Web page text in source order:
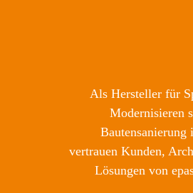
Als Hersteller für
Modernisieren
vertrauen Kunden,
Lösungen von